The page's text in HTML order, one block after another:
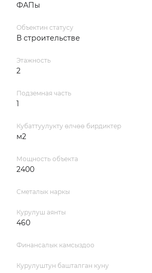
ФАПы
Объектин статусу
В строительстве
Этажность
2
Подземная часть
1
Кубаттуулукту өлчөө бирдиктер
м2
Мощность объекта
2400
Сметалык наркы
Курулуш аянты
460
Финансалык камсыздоо
Курулуштун башталган куну